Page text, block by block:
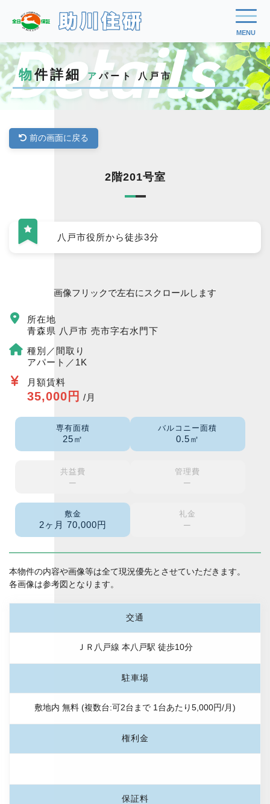
物件詳細 アパート 八戸市
Details
前の画面に戻る
2階201号室
八戸市役所から徒歩3分
所在地
青森県 八戸市 売市字右水門下
種別／間取り
アパート／1K
月額賃料
35,000円 /月
専有面積
25㎡
バルコニー面積
0.5㎡
共益費
─
管理費
─
敷金
2ヶ月 70,000円
礼金
─
画像フリックで左右にスクロールします
本物件の内容や画像等は全て現況優先とさせていただきます。
各画像は参考図となります。
交通
ＪＲ八戸線 本八戸駅 徒歩10分
駐車場
敷地内 無料 (複数台:可2台まで 1台あたり5,000円/月)
権利金
保証料